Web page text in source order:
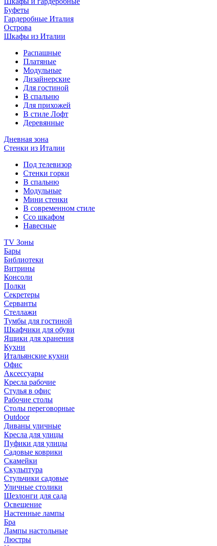
Буфеты
Гардеробные Италия
Острова
Шкафы из Италии
Распашные
Платяные
Модульные
Дизайнерские
Для гостиной
В спальню
Для прихожей
В стиле Лофт
Деревянные
Дневная зона
Стенки из Италии
Под телевизор
Стенки горки
В спальню
Модульные
Мини стенки
В современном стиле
Ссо шкафом
Навесные
TV Зоны
Бары
Библиотеки
Витрины
Консоли
Полки
Секретеры
Серванты
Стеллажи
Тумбы для гостиной
Шкафчики для обуви
Ящики для хранения
Кухни
Итальянские кухни
Офис
Аксессуары
Кресла рабочие
Стулья в офис
Рабочие столы
Столы переговорные
Outdoor
Диваны уличные
Кресла для улицы
Пуфики для улицы
Садовые коврики
Скамейки
Скульптура
Стульчики садовые
Уличные столики
Шезлонги для сада
Освещение
Hастенные лампы
Бра
Лампы настольные
Люстры